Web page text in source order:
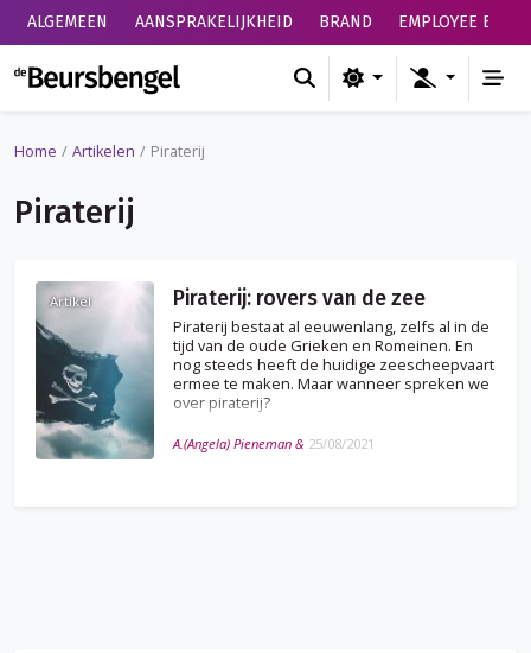
ALGEMEEN AANSPRAKELIJKHEID BRAND EMPLOYEE
de Beursbengel
Home Artikelen Piraterij
Piraterij
Artikel Piraterij: rovers van de zee
Piraterij bestaat al eeuwenlang, zelfs al in de
tijd van de oude Grieken en Romeinen. En
nog steeds heeft de huidige zeescheepvaart
ermee te maken. Maar wanneer spreken we
over piraterij?
A.(Angela) Pieneman & 25/08/2021